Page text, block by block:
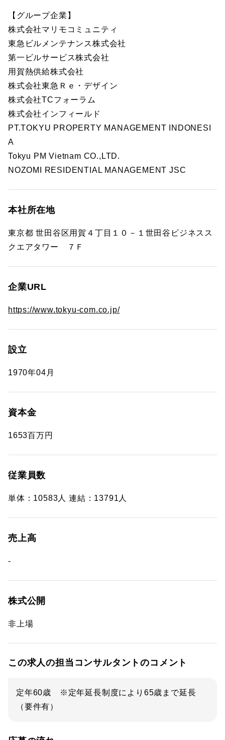
【グループ企業】
株式会社マリモコミュニティ
東急ビルメンテナンス株式会社
第一ビルサービス株式会社
用賀熱供給株式会社
株式会社東急Ｒｅ・デザイン
株式会社TCフォーラム
株式会社インフィールド
PT.TOKYU PROPERTY MANAGEMENT INDONESI
A
Tokyu PM Vietnam CO.,LTD.
NOZOMI RESIDENTIAL MANAGEMENT JSC
本社所在地
東京都 世田谷区用賀４丁目１０－１世田谷ビジネスス
クエアタワー ７Ｆ
企業URL
https://www.tokyu-com.co.jp/
設立
1970年04月
資本金
1653百万円
従業員数
単体：10583人 連結：13791人
売上高
-
株式公開
非上場
この求人の担当コンサルタントのコメント
定年60歳 ※定年延長制度により65歳まで延長
（要件有）